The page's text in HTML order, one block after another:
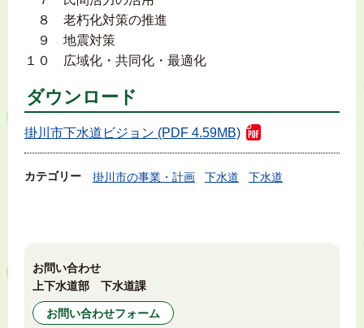
８ 老朽化対策の推進
９ 地震対策
１０ 広域化・共同化・最適化
ダウンロード
掛川市下水道ビジョン (PDF 4.59MB)
カテゴリー 掛川市の事業・計画 下水道 下水道
お問い合わせ
上下水道部 下水道課
お問い合わせフォーム